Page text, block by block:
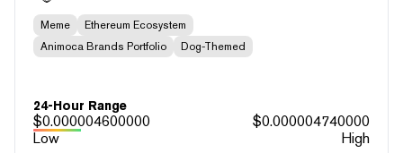
Meme
Ethereum Ecosystem
Animoca Brands Portfolio
Dog-Themed
24-Hour Range
$0.000004600000 $0.000004740000
Low
High